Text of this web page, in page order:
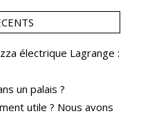
électrique Lagrange :
un palais ?
utile ? Nous avons